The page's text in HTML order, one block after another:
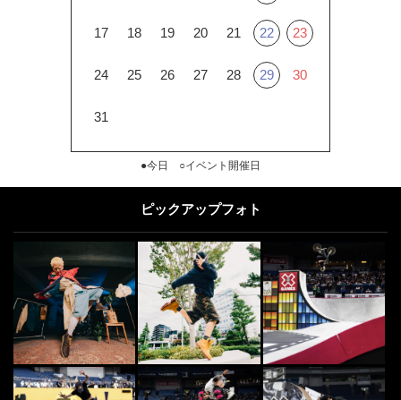
17 18 19 20 21 22 23
24 25 26 27 28 29 30
31
●今日 ○イベント開催日
ピックアップフォト